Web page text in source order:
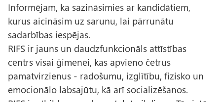
Informējam, ka sazināsimies ar kandidātiem,
kurus aicināsim uz sarunu, lai pārrunātu
sadarbības iespējas.
RIFS ir jauns un daudzfunkcionāls attīstības
centrs visai ģimenei, kas apvieno četrus
pamatvirzienus - radošumu, izglītību, fizisko un
emocionālo labsajūtu, kā arī socializēšanos.